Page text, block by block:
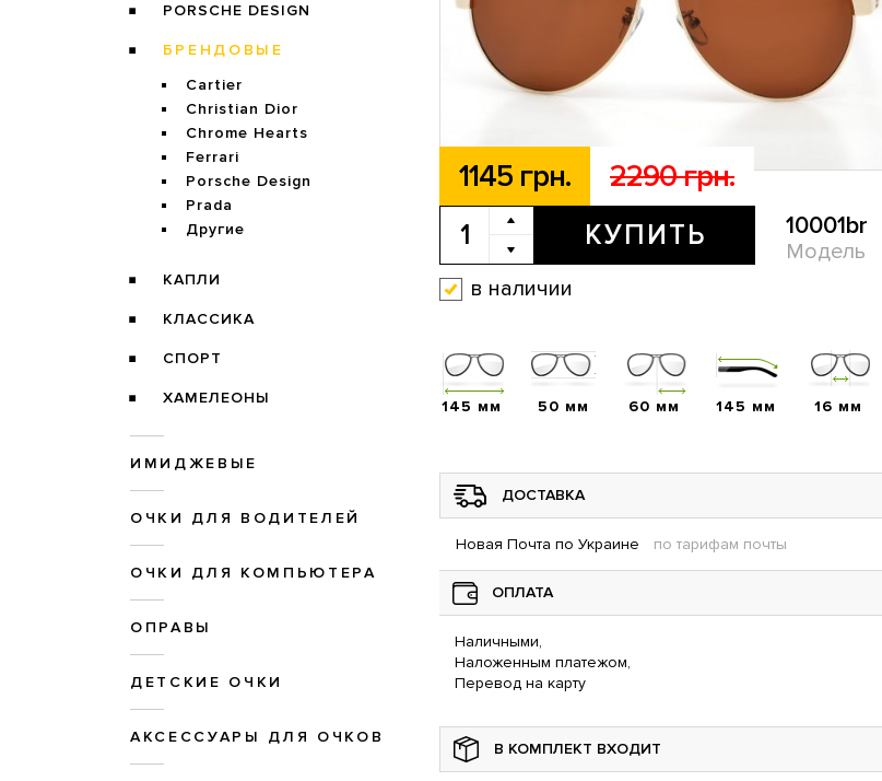
PORSCHE DESIGN
БРЕНДОВЫЕ
Cartier
Christian Dior
Chrome Hearts
Ferrari
Porsche Design
Prada
Другие
КАПЛИ
КЛАССИКА
СПОРТ
ХАМЕЛЕОНЫ
ИМИДЖЕВЫЕ
ОЧКИ ДЛЯ ВОДИТЕЛЕЙ
ОЧКИ ДЛЯ КОМПЬЮТЕРА
ОПРАВЫ
ДЕТСКИЕ ОЧКИ
АКСЕССУАРЫ ДЛЯ ОЧКОВ
1145 грн. 2290 грн.
КУПИТЬ 10001br
Модель
в наличии
145 мм 50 мм 60 мм 145 мм 16 мм
ДОСТАВКА
Новая Почта по Украине по тарифам почты
ОПЛАТА
Наличными,
Наложенным платежом,
Перевод на карту
В КОМПЛЕКТ ВХОДИТ